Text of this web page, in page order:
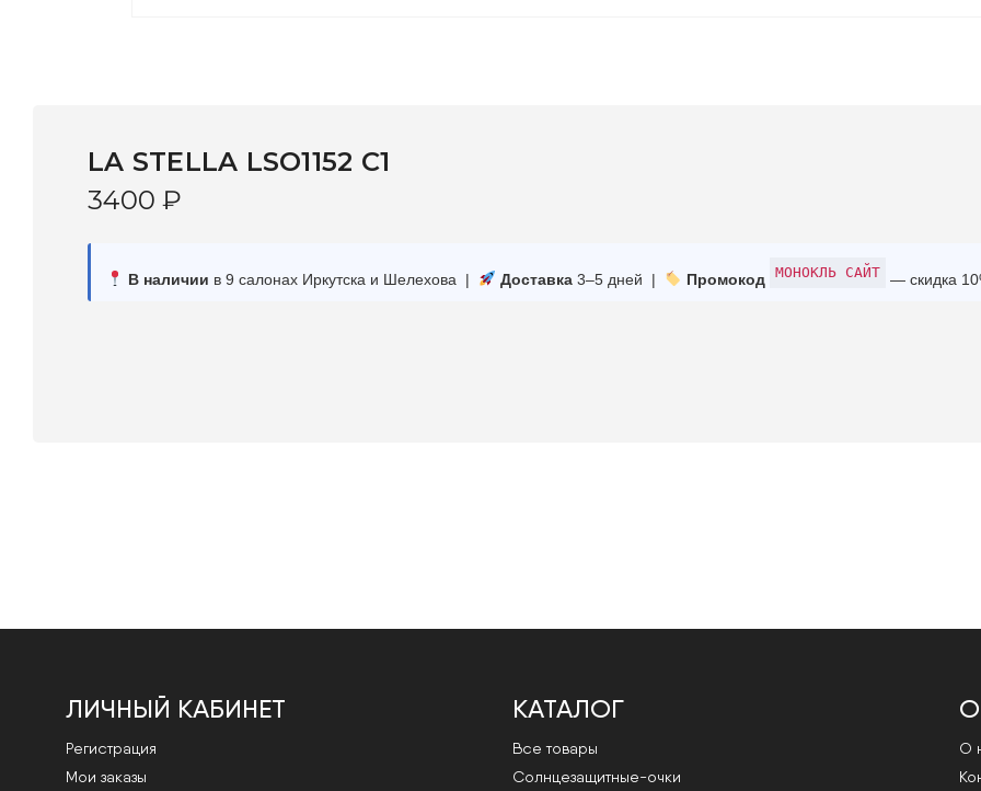
LA STELLA LSO1152 C1
3400 ₽
В наличии в 9 салонах Иркутска и Шелехова | Доставка3–5 дней | Промокод МОНОКЛЬ САЙТ — скидка
ЛИЧНЫЙ КАБИНЕТ
Регистрация
Мои заказы
КАТАЛОГ
Все товары
Cолнцезащитные-очки
О